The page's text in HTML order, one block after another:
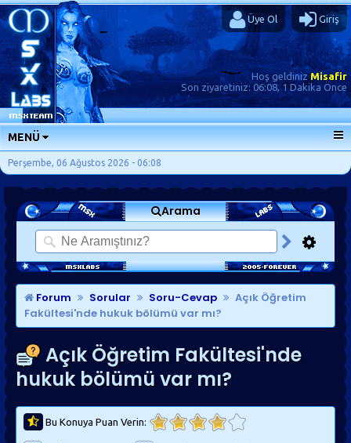
Üye Ol Giriş
Hoş geldinizMisafir
Son ziyaretiniz: 06:08, 1 Dakika Önce
MENÜ
ANA SAYFA
FORUMLAR
SORU-CEVAP
GÜNLÜKLER
SON MESAJLAR
KISAYOLLAR
Perşembe, 06 Ağustos 2026 - 06:08
Arama
Forum Sorular Soru-Cevap
Açık Öğretim
Fakültesi'nde hukuk bölümü var mı?
Açık Öğretim Fakültesi'nde
hukuk bölümü var mı?
Bu Konuya Puan Verin: